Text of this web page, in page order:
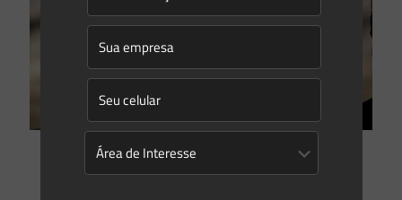
Gleyse Gulinon
03/03/2020
Povos indígenas: o que eles têm a ver com o licenciamento